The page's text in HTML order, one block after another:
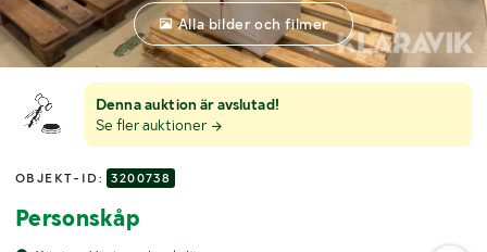
Denna auktion är avslutad!
Se fler auktioner
OBJEKT-ID: 3200738
Personskåp
Alla bilder och filmer